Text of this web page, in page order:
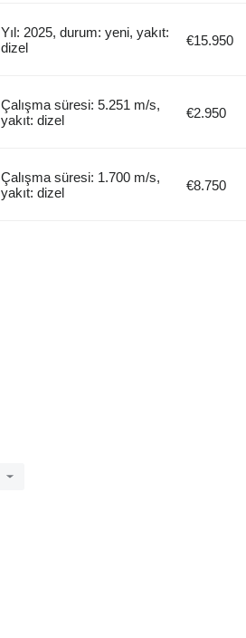
Yıl: 2025, durum: yeni, yakıt:
dizel
€15.950
Çalışma süresi: 5.251 m/s,
yakıt: dizel
€2.950
Çalışma süresi: 1.700 m/s,
yakıt: dizel
€8.750